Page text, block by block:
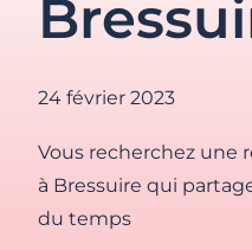
24 février 2023
Vous recherchez une
à Bressuire qui
du temps